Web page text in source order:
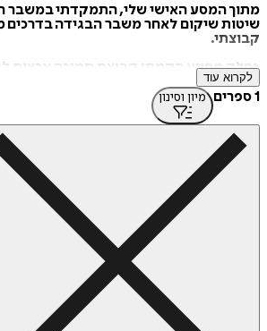
מתוך המסע האישי שלי, התמקדתי במשבר
שיטות שיקום לאחר משבר הבגידה בדרכים
קבוצתי.
כחלק מסייע הקמתי קבוצת תמיכה ארצית
מסוגה בארץ, הוצאתי לאור ספר "בשם
קלפים "חיזוג" לשיפור התקשורת הזוגית.
לקרוא עוד
1 ספרים מיון וסינון